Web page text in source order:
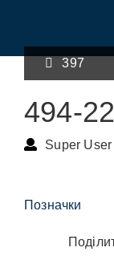
397
494-22
Super User
Позначки